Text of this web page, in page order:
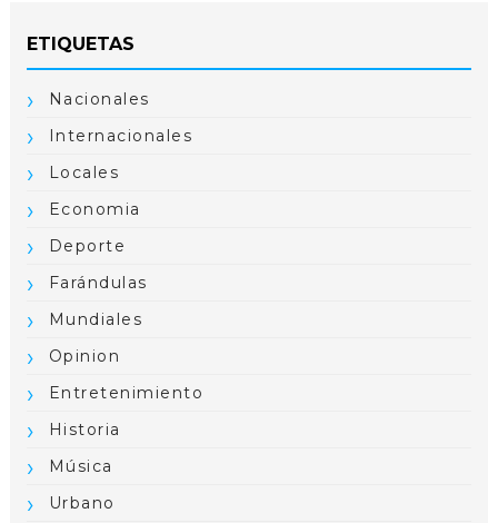
ETIQUETAS
Nacionales
Internacionales
Locales
Economia
Deporte
Farándulas
Mundiales
Opinion
Entretenimiento
Historia
Música
Urbano